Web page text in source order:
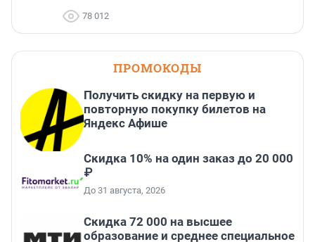
78 012
ПРОМОКОДЫ
Получить скидку на первую и
повторную покупку билетов на
Яндекс Афише
Скидка 10% на один заказ до 20 000
₽
До 31 августа, 2026
Скидка 72 000 на высшее
образование и среднее специальное